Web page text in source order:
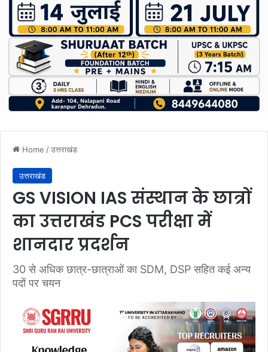
Home /उत्तराखंड
उत्तराखंड
GS VISION IAS संस्थान के छात्रों
का उत्तराखंड PCS परीक्षा में
शानदार प्रदर्शन
30 से अधिक छात्र-छात्राओं का SDM, DSP सहित कई अन्य
पदों पर चयन